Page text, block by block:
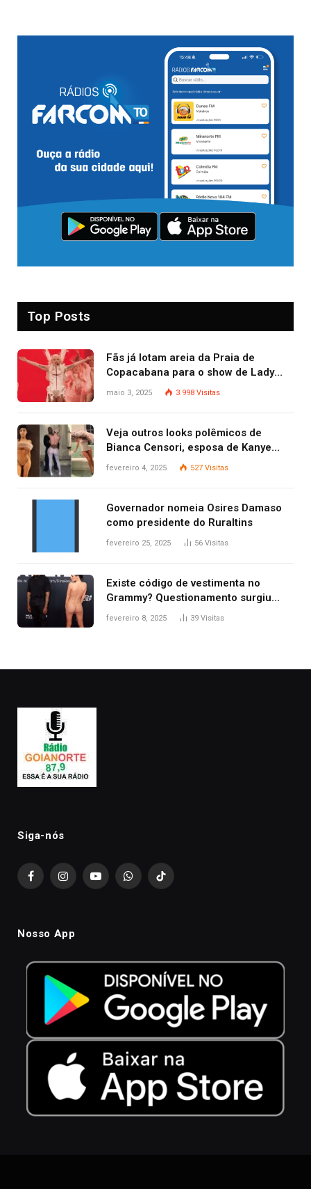
Top Posts
Fãs já lotam areia da Praia de
Copacabana para o show de Lady
Gaga
maio 3, 2025 3.998 Visitas
Veja outros looks polêmicos de
Bianca Censori, esposa de Kanye
West que apareceu nua no Grammy
fevereiro 4, 2025 527 Visitas
Governador nomeia Osires Damaso
como presidente do Ruraltins
fevereiro 25, 2025 56 Visitas
Existe código de vestimenta no
Grammy? Questionamento surgiu
após Bianca Censori, mulher de
fevereiro 8, 2025 39 Visitas
Siga-nós
FacebookInstagramYouTubeWhatsAppTikTok
Nosso App